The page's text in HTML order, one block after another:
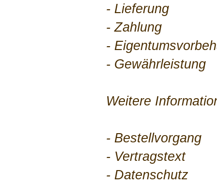
- Lieferung
- Zahlung
-
- Gewährleistung
Weitere
- Bestellvorgang
- Vertragstext
- Datenschutz